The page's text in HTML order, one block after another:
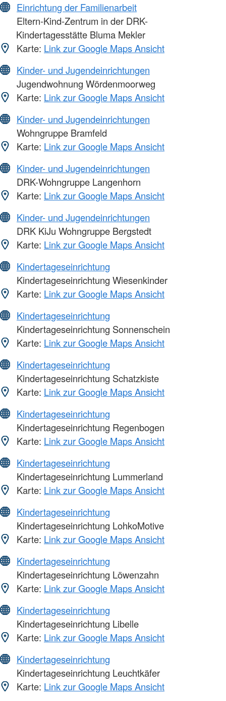
Einrichtung der Familienarbeit
Eltern-Kind-Zentrum in der DRK-
Kindertagesstätte Bluma Mekler
Karte: Link zur Google Maps Ansicht
Kinder- und Jugendeinrichtungen
Jugendwohnung Wördenmoorweg
Karte: Link zur Google Maps Ansicht
Kinder- und Jugendeinrichtungen
Wohngruppe Bramfeld
Karte: Link zur Google Maps Ansicht
Kinder- und Jugendeinrichtungen
DRK-Wohngruppe Langenhorn
Karte: Link zur Google Maps Ansicht
Kinder- und Jugendeinrichtungen
DRK KiJu Wohngruppe Bergstedt
Karte: Link zur Google Maps Ansicht
Kindertageseinrichtung
Kindertageseinrichtung Wiesenkinder
Karte: Link zur Google Maps Ansicht
Kindertageseinrichtung
Kindertageseinrichtung Sonnenschein
Karte: Link zur Google Maps Ansicht
Kindertageseinrichtung
Kindertageseinrichtung Schatzkiste
Karte: Link zur Google Maps Ansicht
Kindertageseinrichtung
Kindertageseinrichtung Regenbogen
Karte: Link zur Google Maps Ansicht
Kindertageseinrichtung
Kindertageseinrichtung Lummerland
Karte: Link zur Google Maps Ansicht
Kindertageseinrichtung
Kindertageseinrichtung LohkoMotive
Karte: Link zur Google Maps Ansicht
Kindertageseinrichtung
Kindertageseinrichtung Löwenzahn
Karte: Link zur Google Maps Ansicht
Kindertageseinrichtung
Kindertageseinrichtung Libelle
Karte: Link zur Google Maps Ansicht
Kindertageseinrichtung
Kindertageseinrichtung Leuchtkäfer
Karte: Link zur Google Maps Ansicht